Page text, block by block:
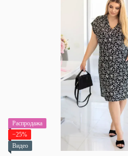
Распродажа
−25%
Видео